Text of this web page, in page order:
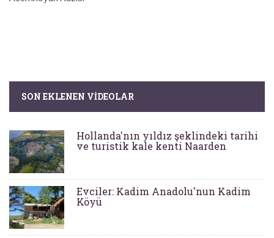
SON EKLENEN VIDEOLAR
Hollanda'nın yıldız şeklindeki tarihi
ve turistik kale kenti Naarden
Evciler: Kadim Anadolu'nun Kadim
Köyü